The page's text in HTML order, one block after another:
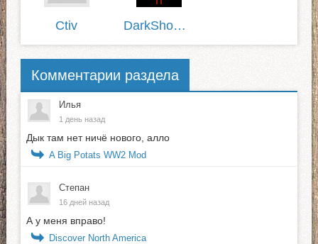
Ctiv DarkShowman
Комментарии раздела
Илья
1 день назад
Дык там нет ничё нового, алло
A Big Potats WW2 Mod
Степан
16 дней назад
А у меня вправо!
Discover North America